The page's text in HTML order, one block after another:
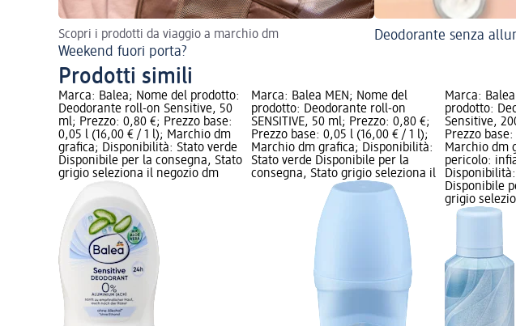
Scopri i prodotti da viaggio a marchio dm
Weekend fuori porta?
Deodorante senza
Prodotti simili
Marca: Balea; Nome del prodotto:
Deodorante roll-on Sensitive, 50
ml; Prezzo: 0,80 €; Prezzo base:
0,05 l (16,00 € / 1 l); Marchio dm
grafica; Disponibilità: Stato verde
Disponibile per la consegna, Stato
grigio seleziona il negozio dm
Marca: Balea MEN; Nome del
prodotto: Deodorante roll-on
SENSITIVE, 50 ml; Prezzo: 0,80 €;
Prezzo base: 0,05 l (16,00 € / 1 l);
Marchio dm grafica; Disponibilità:
Stato verde Disponibile per la
consegna, Stato grigio seleziona il
Marca:
prodotto:
Sensitive,
Prezzo
Marchio dm
pericolo:
Disponibile
grigio